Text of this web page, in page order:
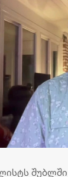
შუბლში